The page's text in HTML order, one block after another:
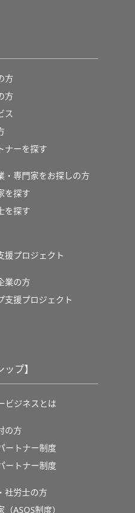
方
方
ス
ナーを探す
・専門家をお探しの方
を探す
を探す
援プロジェクト
業の方
支援プロジェクト
ップ】
ビジネスとは
の方
ートナー制度
ートナー制度
社労士の方
ASOS制度）